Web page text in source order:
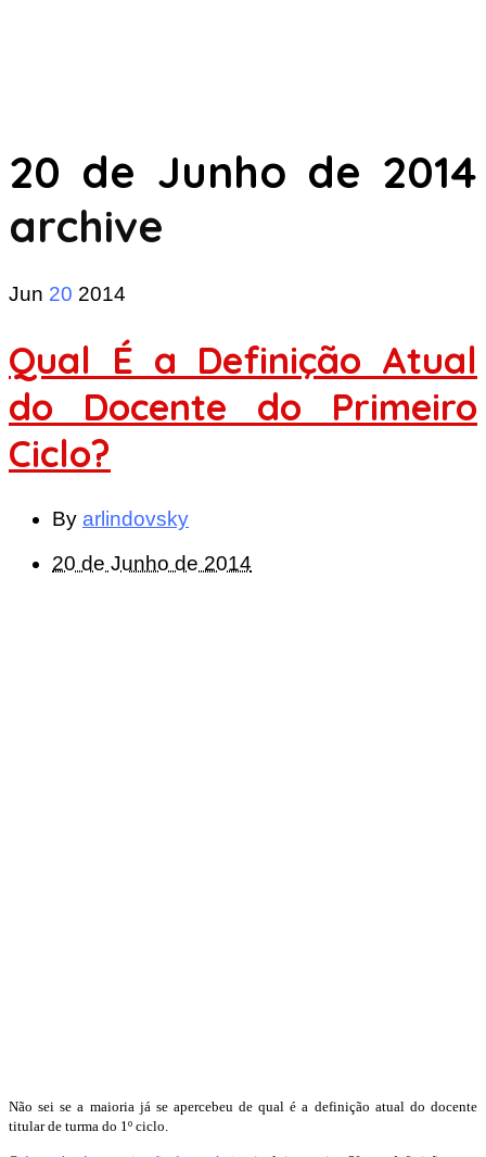
20 de Junho de 2014
archive
Jun 20 2014
Qual É a Definição Atual
do Docente do Primeiro
Ciclo?
By arlindovsky
20 de Junho de 2014
Não sei se a maioria já se apercebeu de qual é a definição atual do docente
titular de turma do 1º ciclo.